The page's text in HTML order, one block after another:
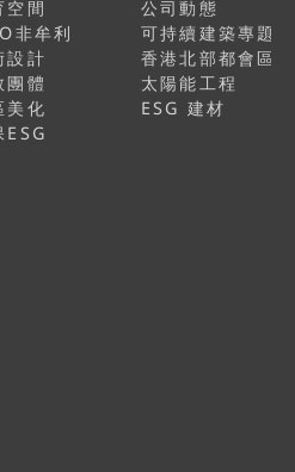
空間
非牟利
設計
團體
美化
ESG
公司動態
可持續建築專題
香港北部都會區
太陽能工程
ESG 建材